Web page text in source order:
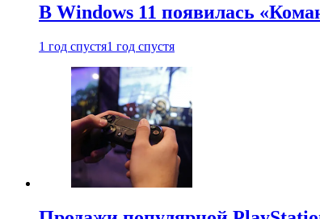
В Windows 11 появилась
1 год спустя1 год спустя